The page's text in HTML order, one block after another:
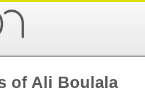
of Ali Boulala